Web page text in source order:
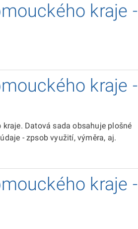
kraje -
kraje -
Datová sada obsahuje plošné
- zpsob využití, výměra, aj.
kraje -